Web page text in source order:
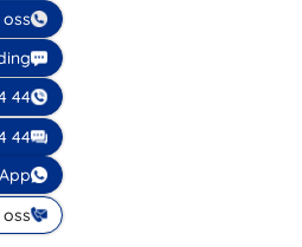
oss
44
44